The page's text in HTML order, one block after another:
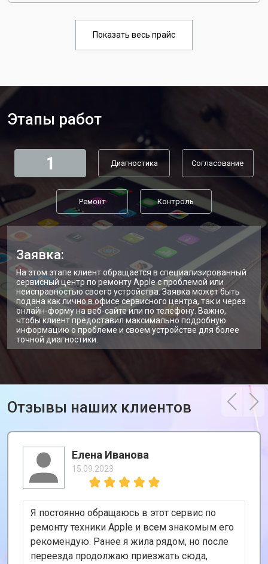
Показать весь прайс
Этапы работ
1 Диагностика Согласование
Ремонт Контроль
Заявка:
На этом этапе клиент обращается в специализированный
сервисный центр по ремонту Apple с проблемой или
неисправностью своего устройства. Заявка может быть
подана как лично в офисе сервисного центра, так и через
онлайн-форму на веб-сайте или по телефону. Важно,
чтобы клиент предоставил максимально подробную
информацию о проблеме и своем устройстве для более
точной диагностики.
Отзывы наших клиентов
Елена Иванова
15.09.2023
Я постоянно обращаюсь в этот сервис по
ремонту техники Apple и всем знакомым его
рекомендую. Ранее я жила рядом, но после
переезда продолжаю приезжать сюда,